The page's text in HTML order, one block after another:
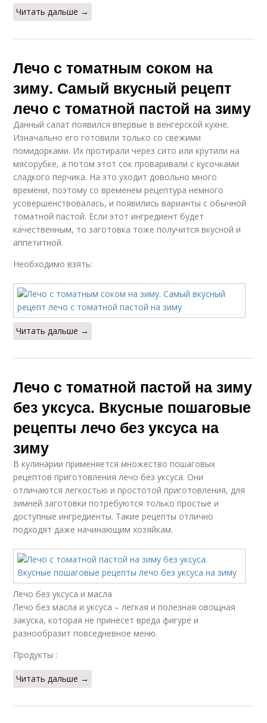
Читать дальше →
Лечо с томатным соком на
зиму. Самый вкусный рецепт
лечо с томатной пастой на зиму
Данный салат появился впервые в венгерской кухне.
Изначально его готовили только со свежими
помидорками. Их протирали через сито или крутили на
мясорубке, а потом этот сок проваривали с кусочками
сладкого перчика. На это уходит довольно много
времени, поэтому со временем рецептура немного
усовершенствовалась, и появились варианты с обычной
томатной пастой. Если этот ингредиент будет
качественным, то заготовка тоже получится вкусной и
аппетитной.
Необходимо взять:
Читать дальше →
Лечо с томатной пастой на зиму
без уксуса. Вкусные пошаговые
рецепты лечо без уксуса на
зиму
В кулинарии применяется множество пошаговых
рецептов приготовления лечо без уксуса. Они
отличаются легкостью и простотой приготовления, для
зимней заготовки потребуются только простые и
доступные ингредиенты. Такие рецепты отлично
подходят даже начинающим хозяйкам.
Лечо без уксуса и масла
Лечо без масла и уксуса – легкая и полезная овощная
закуска, которая не принесет вреда фигуре и
разнообразит повседневное меню.
Продукты :
Читать дальше →